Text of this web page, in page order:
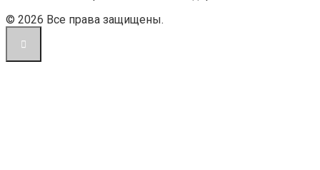
© 2026 Все права защищены.